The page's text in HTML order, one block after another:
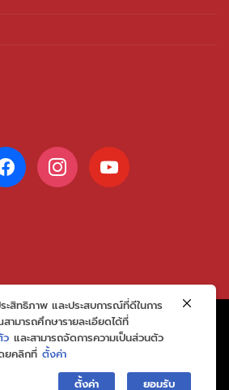
instagramyoutube
2026 ©Kito
ะสิทธิภาพ และประสบการณ์ที่ดีในการ
มารถศึกษารายละเอียดได้ที่
ว และสามารถจัดการความเป็นส่วนตัว
ยคลิกที่ ตั้งค่า
ตั้งค่า
ยอมรับ